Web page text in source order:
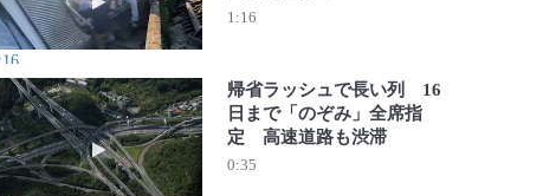
1:16
動画を再生 帰省ラッシュで長い列 16日まで「のぞみ」
帰省ラッシュで長い列 16
日まで「のぞみ」全席指
定 高速道路も渋滞
0:35